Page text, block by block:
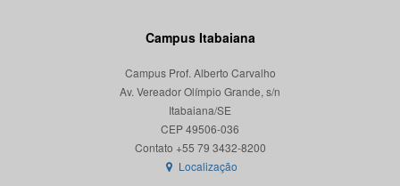
Campus Itabaiana
Campus Prof. Alberto Carvalho
Av. Vereador Olímpio Grande, s/n
Itabaiana/SE
CEP 49506-036
Localização